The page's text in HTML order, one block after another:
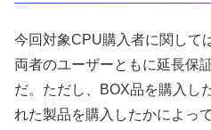
今回対象CPU購入者に関して
両者のユーザーともに延長保
だ。ただし、BOX品を購入し
れた製品を購入したかによっ